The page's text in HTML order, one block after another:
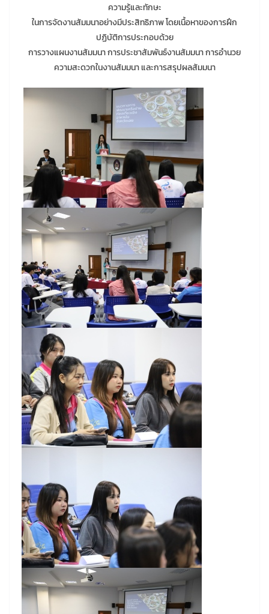
ความรู้และทักษะ
ในการจัดงานสัมมนาอย่างมีประสิทธิภาพ โดยเนื้อหาของการฝึก
ปฏิบัติการประกอบด้วย
การวางแผนงานสัมมนา การประชาสัมพันธ์งานสัมมนา การอำนวย
ความสะดวกในงานสัมมนา และการสรุปผลสัมมนา